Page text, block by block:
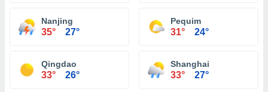
Nanjing
35° 27°
Pequim
31° 24°
Qingdao
33° 26°
Shanghai
33° 27°